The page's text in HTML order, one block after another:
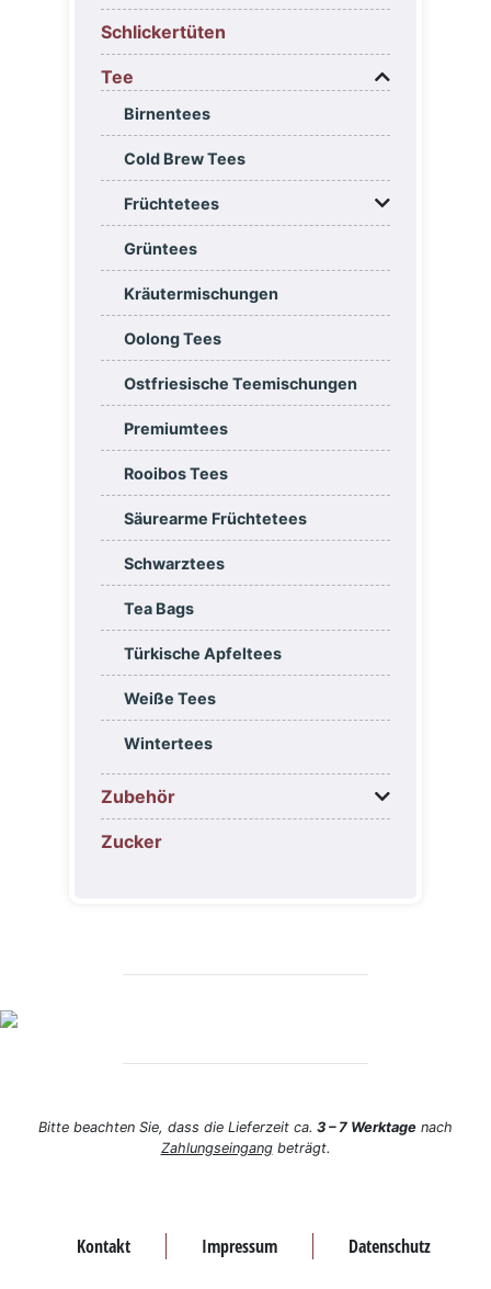
Schlickertüten
Tee
Birnentees
Cold Brew Tees
Früchtetees
Grüntees
Kräutermischungen
Oolong Tees
Ostfriesische Teemischungen
Premiumtees
Rooibos Tees
Säurearme Früchtetees
Schwarztees
Tea Bags
Türkische Apfeltees
Weiße Tees
Wintertees
Zubehör
Zucker
Bitte beachten Sie, dass die Lieferzeit ca. 3 – 7 Werktage nach
Zahlungseingangbeträgt.
Kontakt Impressum Datenschutz